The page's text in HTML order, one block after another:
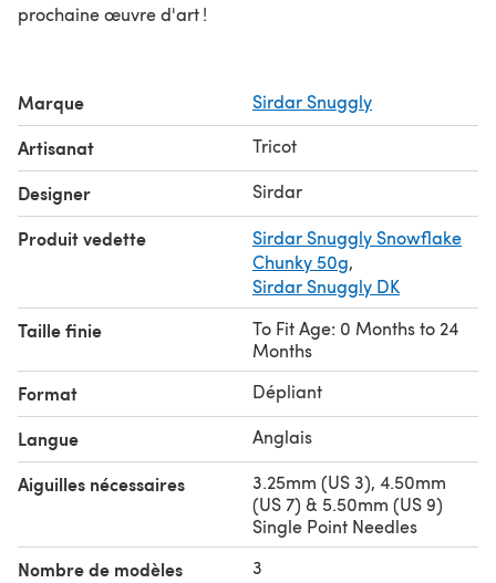
prochaine œuvre d'art !
Marque Sirdar Snuggly
Artisanat Tricot
Designer Sirdar
Produit vedette
Sirdar Snuggly Snowflake
Chunky 50g,
Sirdar Snuggly DK
Taille finie
To Fit Age: 0 Months to 24
Months
Format Dépliant
Langue Anglais
Aiguilles nécessaires
3.25mm (US 3), 4.50mm
(US 7) & 5.50mm (US 9)
Single Point Needles
Nombre de modèles 3